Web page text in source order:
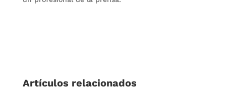
Artículos relacionados